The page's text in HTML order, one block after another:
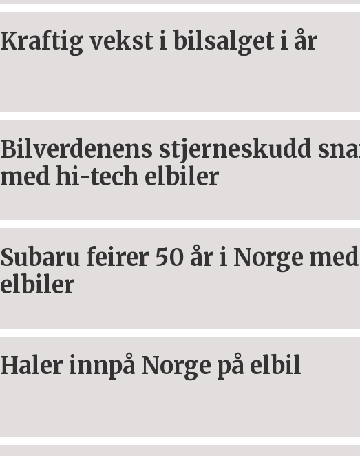
Kraftig vekst i bilsalget i år
Bilverdenens stjerneskudd
med hi-tech elbiler
Subaru feirer 50 år i Norge
elbiler
Haler innpå Norge på elbil